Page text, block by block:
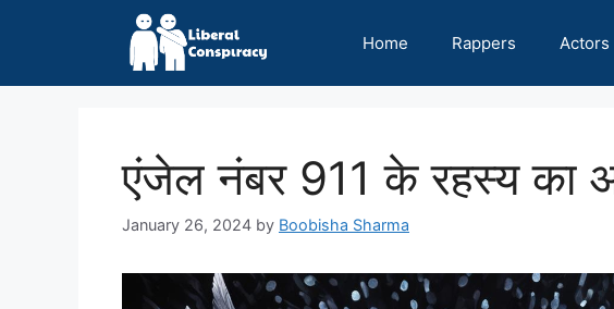
Home Rappers Actors
एंजेल नंबर 911 के रहस्य का
January 26, 2024 by Boobisha Sharma